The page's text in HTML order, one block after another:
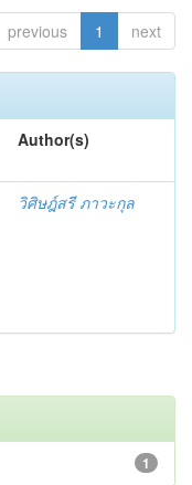
previous 1 next
Author(s)
วิศิษฎ์สรี ภาวะกุล
1